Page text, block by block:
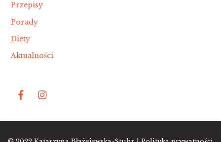
Przepisy
Porady
Diety
Aktualności